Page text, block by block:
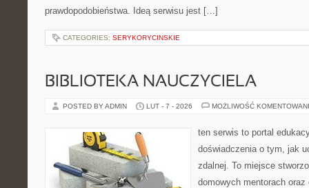
prawdopodobieństwa. Ideą serwisu jest […]
CATEGORIES: SERYKORYCINSKIE
BIBLIOTEKA NAUCZYCIELA
POSTED BY ADMIN LUT - 7 - 2026 MOŻLIWOŚĆ
ten serwis to portal
doświadczenia o tym, jak
zdalnej. To miejsce
domowych mentorach